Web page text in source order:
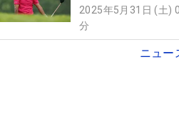
4位
2025年5月31日 (土)
分
ニュー